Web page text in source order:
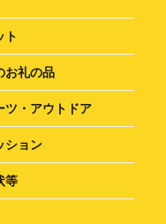
ト
お礼の品
ツ・アウトドア
ション
等